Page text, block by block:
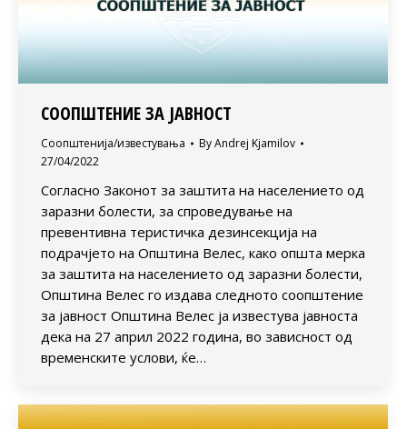
СООПШТЕНИЕ ЗА ЈАВНОСТ
Соопштенија/известувања ByAndrej Kjamilov
27/04/2022
Согласно Законот за заштита на населението од
заразни болести, за спроведување на
превентивна теристичка дезинсекција на
подрачјето на Општина Велес, како општа мерка
за заштита на населението од заразни болести,
Општина Велес го издава следното соопштение
за јавност Општина Велес ја известува јавноста
дека на 27 април 2022 година, во зависност од
временските услови, ќе…